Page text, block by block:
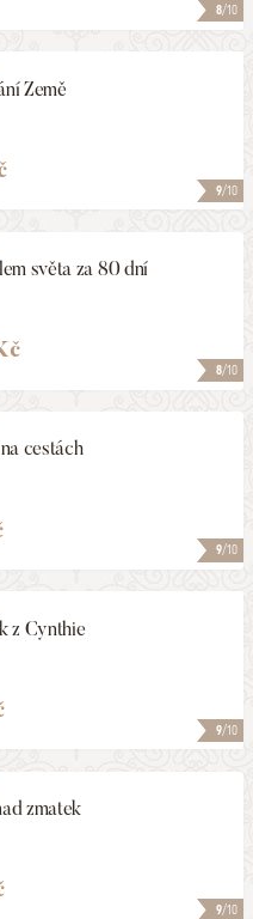
8/10
9/10
Země
8/10
světa za 80 dní
9/10
cestách
9/10
z Cynthie
9/10
zmatek